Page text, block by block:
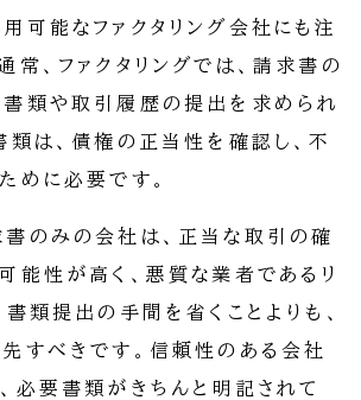
可能なファクタリング会社にも注
常、ファクタリングでは、請求書の
類や取引履歴の提出を求められ
類は、債権の正当性を確認し、不
めに必要です。
のみの会社は、正当な取引の確
能性が高く、悪質な業者であるリ
書類提出の手間を省くことよりも、
すべきです。信頼性のある会社
必要書類がきちんと明記されて